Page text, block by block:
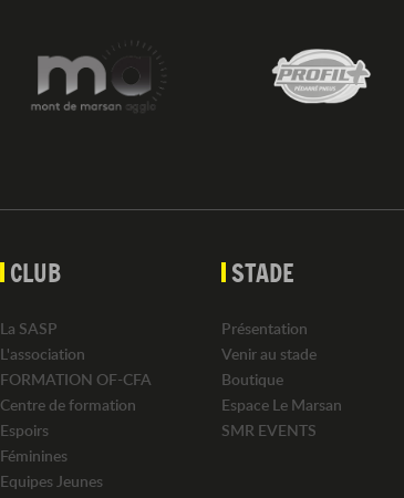
CLUB
La SASP
L'association
FORMATION OF-CFA
Centre de formation
Espoirs
Féminines
Equipes Jeunes
STADE
Présentation
Venir au stade
Boutique
Espace Le Marsan
SMR EVENTS